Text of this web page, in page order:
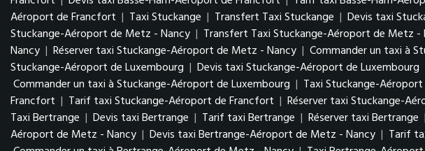
Aéroport de Francfort | Taxi Stuckange | Transfert Taxi Stuckange | Devis taxi
Stuckange-Aéroport de Metz - Nancy | Transfert Taxi Stuckange-Aéroport de Metz -
Nancy | Réserver taxi Stuckange-Aéroport de Metz - Nancy | Commander un taxi à
Stuckange-Aéroport de Luxembourg | Devis taxi Stuckange-Aéroport de Luxembourg
Commander un taxi à Stuckange-Aéroport de Luxembourg | Taxi Stuckange-
Francfort | Tarif taxi Stuckange-Aéroport de Francfort | Réserver taxi Stuckange-
Taxi Bertrange | Devis taxi Bertrange | Tarif taxi Bertrange | Réserver taxi Bertrange |
Aéroport de Metz - Nancy | Devis taxi Bertrange-Aéroport de Metz - Nancy | Tarif